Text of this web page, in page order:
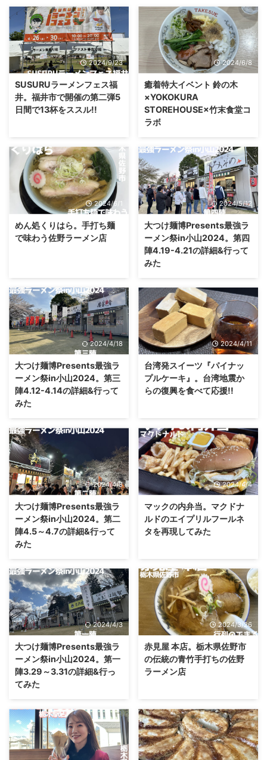
2024/9/23
SUSURUラーメンフェス福
井。福井市で開催の第二弾5
日間で13杯をススル!!
2024/6/8
癒着特大イベント 鈴の木
×YOKOKURA
STOREHOUSE×竹末食堂コ
ラボ
2024/6/1
めん処くりはら。手打ち麺
で味わう佐野ラーメン店
2024/5/12
大つけ麺博Presents最強ラ
ーメン祭in小山2024。第四
陣4.19-4.21の詳細&行って
みた
2024/4/18
大つけ麺博Presents最強ラ
ーメン祭in小山2024。第三
陣4.12-4.14の詳細&行って
みた
2024/4/11
台湾発スイーツ『パイナッ
プルケーキ』。台湾地震か
らの復興を食べて応援!!
2024/4/8
大つけ麺博Presents最強ラ
ーメン祭in小山2024。第二
陣4.5～4.7の詳細&行って
みた
2024/4/4
マックの内弁当。マクドナ
ルドのエイプリルフールネ
タを再現してみた
2024/4/3
大つけ麺博Presents最強ラ
ーメン祭in小山2024。第一
陣3.29～3.31の詳細&行っ
てみた
2024/3/26
赤見屋 本店。栃木県佐野市
の伝統の青竹手打ちの佐野
ラーメン店